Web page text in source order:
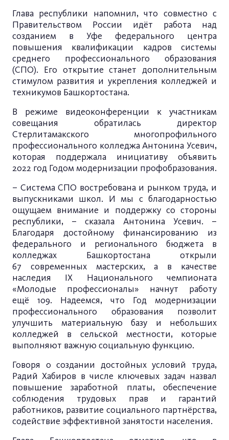
Глава республики напомнил, что совместно с
Правительством России идёт работа над
созданием в Уфе федерального центра
повышения квалификации кадров системы
среднего профессионального образования
(СПО). Его открытие станет дополнительным
стимулом развития и укрепления колледжей и
техникумов Башкортостана.
В режиме видеоконференции к участникам
совещания обратилась директор
Стерлитамакского многопрофильного
профессионального колледжа Антонина Усевич,
которая поддержала инициативу объявить
2022 год Годом модернизации профобразования.
– Система СПО востребована и рынком труда, и
выпускниками школ. И мы с благодарностью
ощущаем внимание и поддержку со стороны
республики, – сказала Антонина Усевич. –
Благодаря достойному финансированию из
федерального и регионального бюджета в
колледжах Башкортостана открыли
67 современных мастерских, а в качестве
наследия IX Национального чемпионата
«Молодые профессионалы» начнут работу
ещё 109. Надеемся, что Год модернизации
профессионального образования позволит
улучшить материальную базу и небольших
колледжей в сельской местности, которые
выполняют важную социальную функцию.
Говоря о создании достойных условий труда,
Радий Хабиров в числе ключевых задач назвал
повышение заработной платы, обеспечение
соблюдения трудовых прав и гарантий
работников, развитие социального партнёрства,
содействие эффективной занятости населения.